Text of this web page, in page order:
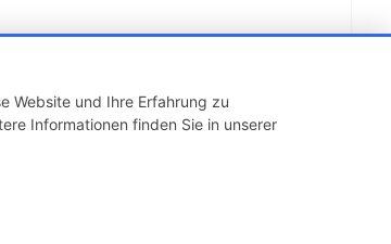
Website und Ihre Erfahrung zu
Informationen finden Sie in unserer